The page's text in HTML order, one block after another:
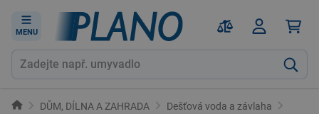
MENU
DŮM, DÍLNA A ZAHRADA
Dešťová voda a závlaha